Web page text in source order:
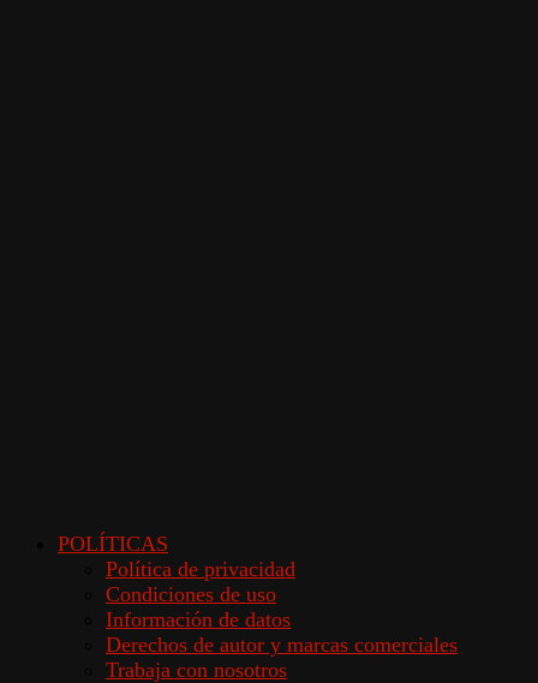
POLÍTICAS
Política de privacidad
Condiciones de uso
Información de datos
Derechos de autor y marcas comerciales
Trabaja con nosotros